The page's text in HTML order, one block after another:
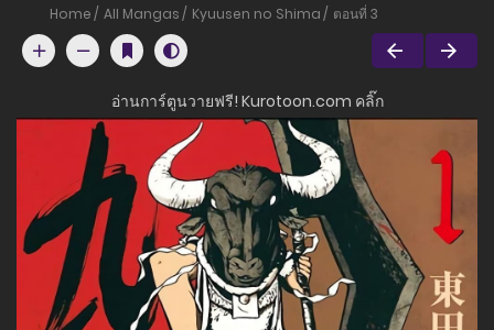
Home All Mangas Kyuusen no Shima ตอนที่ 3
อ่านการ์ตูนวายฟรี! Kurotoon.com คลิ๊ก